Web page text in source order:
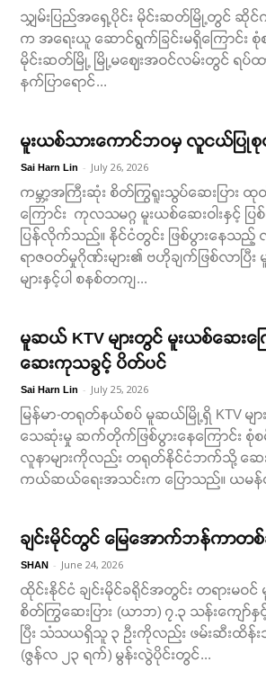
သျှမ်းပြည်အရှေ့ပိုင်း မိုင်းဆတ်မြို့တွင် ဆိုင်က
က အရေးယူ ဆောင်ရွက်ခြင်းမရှိကြောင်
မိုင်းဆတ်မြို့ မြို့မဈေးအဝင်လမ်းတွင် ရပ်
နက်ပြာရောင်...
မူးယစ်သားကောင်ဘဝမှ လူငယ်ပြု
Sai Harn Lin - July 26, 2026
ကမ္ဘာ့အကြီးဆုံး စိတ်ကြွရူးသွပ်ဆေးပြား
ကြောင်း ကုလသမဂ္ဂ မူးယစ်ဆေးဝါးနှင့်
ပြန်လိုက်သည်။ နိုင်ငံတွင်း ဖြစ်ပွားနေသည့်
ရာဇဝတ်မှုဂိုဏ်းများ၏ ဗဟိုချက်ဖြစ်လာ
များနှင့်ပါ စနစ်တကျ...
မူဆယ် KTV များတွင် မူးယစ်ဆေ
ဆေးကုသခွင့် ပိတ်ပင်
Sai Harn Lin - July 25, 2026
မြန်မာ-တရုတ်နယ်စပ် မူဆယ်မြို့ရှိ KTV မျ
သေဆုံးမှု ဆက်တိုက်ဖြစ်ပွားနေကြောင်း စုံ
လူနာများကိုလည်း တရုတ်နိုင်ငံဘက်သို့ ဆေး
ကယ်ဆယ်ရေးအသင်းက ပြောသည်။ ယမန်
ချင်းမိုင်တွင် မြေအောက်ဘန်ကာတ
SHAN - June 24, 2026
ထိုင်းနိုင်ငံ ချင်းမိုင်ခရိုင်အတွင်း တရားမဝ
စိတ်ကြွဆေးပြား (ယာဘ) ၇.၃ သန်းကျ
ပြီး သံသယရှိသူ ၃ ဦးကိုလည်း ဖမ်းဆီးထိန်း
(ဇွန်လ ၂၃ ရက်) မွန်းလွဲပိုင်းတွင်...